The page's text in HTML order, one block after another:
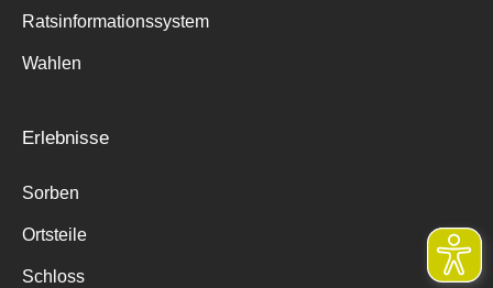
Ratsinformationssystem
Wahlen
Erlebnisse
Sorben
Ortsteile
Schloss